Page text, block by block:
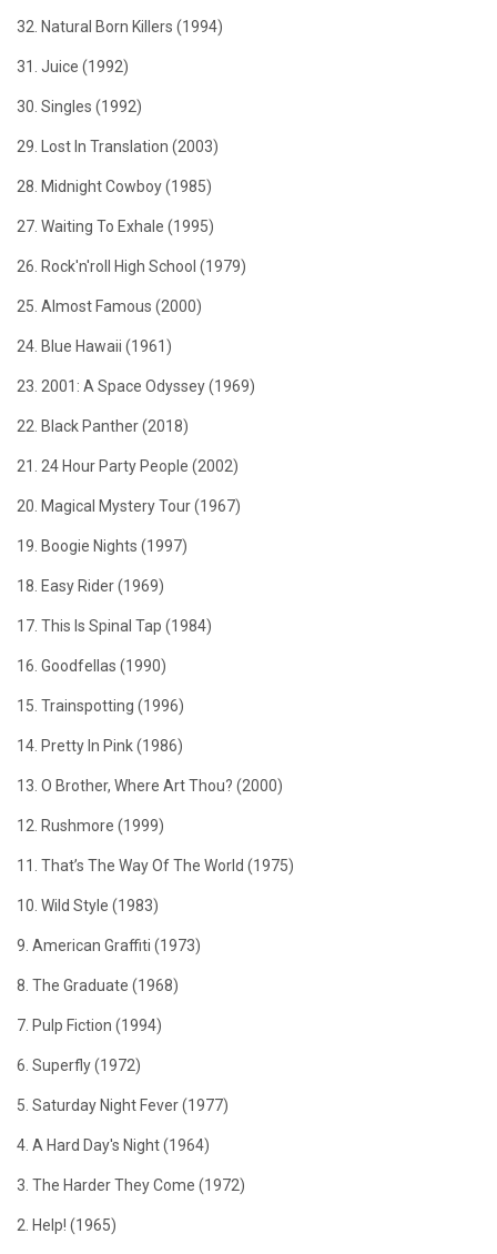
32. Natural Born Killers (1994)
31. Juice (1992)
30. Singles (1992)
29. Lost In Translation (2003)
28. Midnight Cowboy (1985)
27. Waiting To Exhale (1995)
26. Rock'n'roll High School (1979)
25. Almost Famous (2000)
24. Blue Hawaii (1961)
23. 2001: A Space Odyssey (1969)
22. Black Panther (2018)
21. 24 Hour Party People (2002)
20. Magical Mystery Tour (1967)
19. Boogie Nights (1997)
18. Easy Rider (1969)
17. This Is Spinal Tap (1984)
16. Goodfellas (1990)
15. Trainspotting (1996)
14. Pretty In Pink (1986)
13. O Brother, Where Art Thou? (2000)
12. Rushmore (1999)
11. That’s The Way Of The World (1975)
10. Wild Style (1983)
9. American Graffiti (1973)
8. The Graduate (1968)
7. Pulp Fiction (1994)
6. Superfly (1972)
5. Saturday Night Fever (1977)
4. A Hard Day's Night (1964)
3. The Harder They Come (1972)
2. Help! (1965)